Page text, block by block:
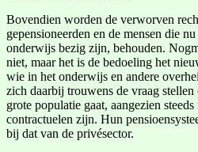
Bovendien worden de verworven
gepensioneerden en de mensen die
onderwijs bezig zijn, behouden.
niet, maar het is de bedoeling het
wie in het onderwijs en andere
zich daarbij trouwens de vraag
grote populatie gaat, aangezien steeds
contractuelen zijn. Hun
bij dat van de privésector.